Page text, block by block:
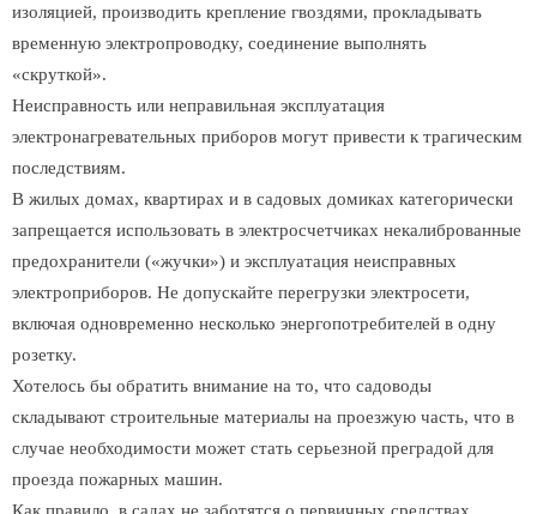
изоляцией, производить крепление гвоздями, прокладывать
временную электропроводку, соединение выполнять
«скруткой».
Неисправность или неправильная эксплуатация
электронагревательных приборов могут привести к трагическим
последствиям.
В жилых домах, квартирах и в садовых домиках категорически
запрещается использовать в электросчетчиках некалиброванные
предохранители («жучки») и эксплуатация неисправных
электроприборов. Не допускайте перегрузки электросети,
включая одновременно несколько энергопотребителей в одну
розетку.
Хотелось бы обратить внимание на то, что садоводы
складывают строительные материалы на проезжую часть, что в
случае необходимости может стать серьезной преградой для
проезда пожарных машин.
Как правило, в садах не заботятся о первичных средствах